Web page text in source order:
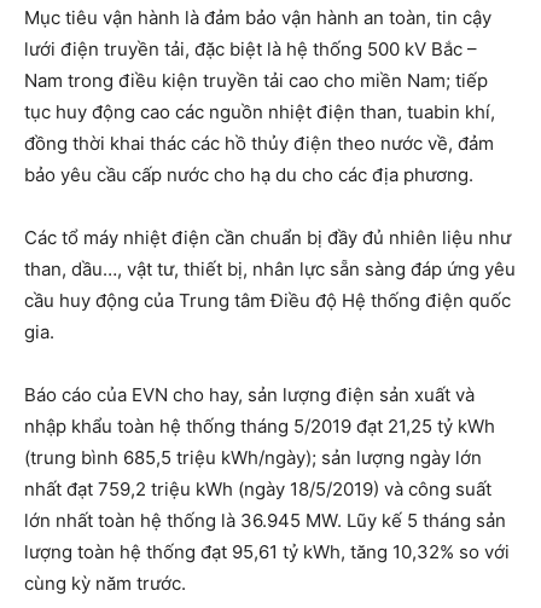
Mục tiêu vận hành là đảm bảo vận hành an toàn, tin cậy
lưới điện truyền tải, đặc biệt là hệ thống 500 kV Bắc –
Nam trong điều kiện truyền tải cao cho miền Nam; tiếp
tục huy động cao các nguồn nhiệt điện than, tuabin khí,
đồng thời khai thác các hồ thủy điện theo nước về, đảm
bảo yêu cầu cấp nước cho hạ du cho các địa phương.
Các tổ máy nhiệt điện cần chuẩn bị đầy đủ nhiên liệu như
than, dầu…, vật tư, thiết bị, nhân lực sẵn sàng đáp ứng yêu
cầu huy động của Trung tâm Điều độ Hệ thống điện quốc
gia.
Báo cáo của EVN cho hay, sản lượng điện sản xuất và
nhập khẩu toàn hệ thống tháng 5/2019 đạt 21,25 tỷ kWh
(trung bình 685,5 triệu kWh/ngày); sản lượng ngày lớn
nhất đạt 759,2 triệu kWh (ngày 18/5/2019) và công suất
lớn nhất toàn hệ thống là 36.945 MW. Lũy kế 5 tháng sản
lượng toàn hệ thống đạt 95,61 tỷ kWh, tăng 10,32% so với
cùng kỳ năm trước.